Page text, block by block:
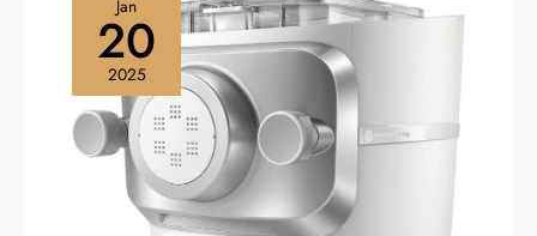
Jan
20
2025